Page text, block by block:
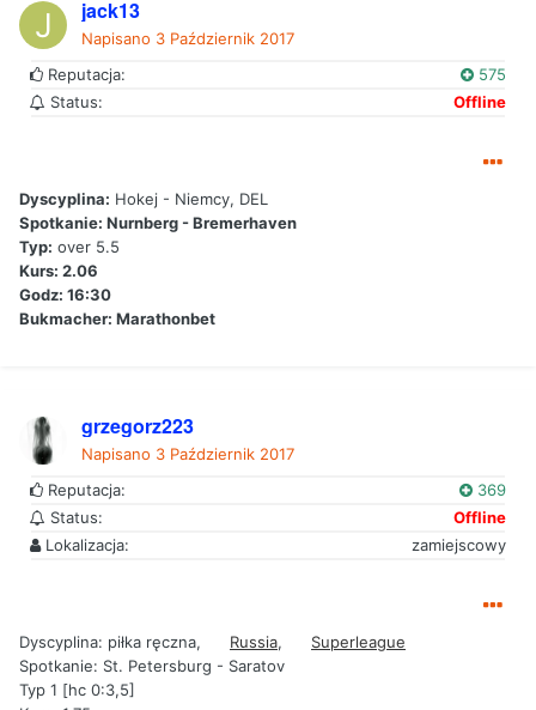
jack13
Napisano 3 Październik 2017
Reputacja:
575
Status:
Offline
Dyscyplina: Hokej - Niemcy, DEL
Spotkanie: Nurnberg - Bremerhaven
Typ: over 5.5
Kurs: 2.06
Godz: 16:30
Bukmacher: Marathonbet
grzegorz223
Napisano 3 Październik 2017
Reputacja:
369
Status:
Offline
Lokalizacja:
zamiejscowy
Dyscyplina: piłka ręczna, Russia,
Superleague
Spotkanie: St. Petersburg - Saratov
Typ 1 [hc 0:3,5]